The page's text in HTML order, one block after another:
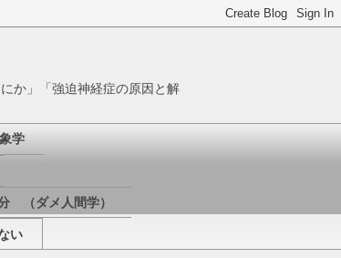
か」「強迫神経症の原因と解
学
（ダメ人間学）
い